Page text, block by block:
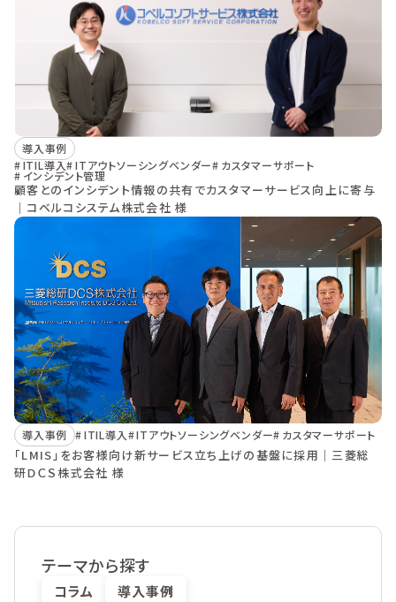
導入事例
ITIL導入 ITアウトソーシングベンダー カスタマーサポート
インシデント管理
顧客とのインシデント情報の共有でカスタマーサービス向上に寄与
｜コベルコシステム株式会社 様
導入事例 ITIL導入 ITアウトソーシングベンダー カスタマーサポート
「LMIS」をお客様向け新サービス立ち上げの基盤に採用｜三菱総
研ＤＣＳ株式会社 様
テーマから探す
コラム 導入事例